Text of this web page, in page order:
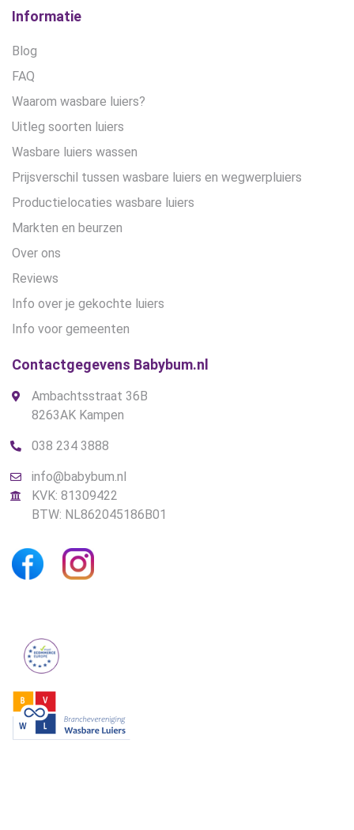
Informatie
Blog
FAQ
Waarom wasbare luiers?
Uitleg soorten luiers
Wasbare luiers wassen
Prijsverschil tussen wasbare luiers en wegwerpluiers
Productielocaties wasbare luiers
Markten en beurzen
Over ons
Reviews
Info over je gekochte luiers
Info voor gemeenten
Contactgegevens Babybum.nl
Ambachtsstraat 36B
8263AK Kampen
038 234 3888
info@babybum.nl
KVK: 81309422
BTW: NL862045186B01